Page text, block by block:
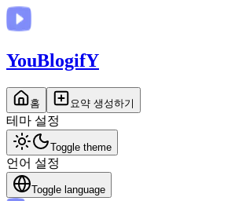
YouBlogifY
홈 요약 생성하기
테마 설정
Toggle theme
언어 설정
Toggle language